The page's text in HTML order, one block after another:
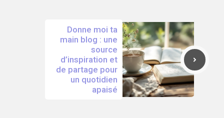
Donne moi ta
main blog : une
source
d’inspiration et
de partage pour
un quotidien
apaisé